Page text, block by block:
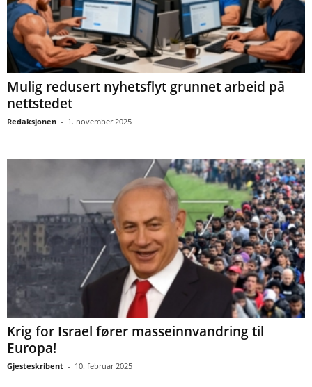
Mulig redusert nyhetsflyt grunnet arbeid på
nettstedet
Redaksjonen - 1. november 2025
Krig for Israel fører masseinnvandring til
Europa!
Gjesteskribent - 10. februar 2025